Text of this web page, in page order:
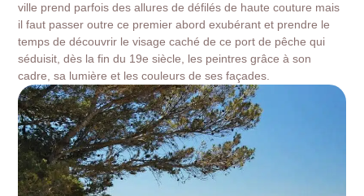
ville prend parfois des allures de défilés de haute couture mais
il faut passer outre ce premier abord exubérant et prendre le
temps de découvrir le visage caché de ce port de pêche qui
séduisit, dès la fin du 19e siècle, les peintres grâce à son
cadre, sa lumière et les couleurs de ses façades.